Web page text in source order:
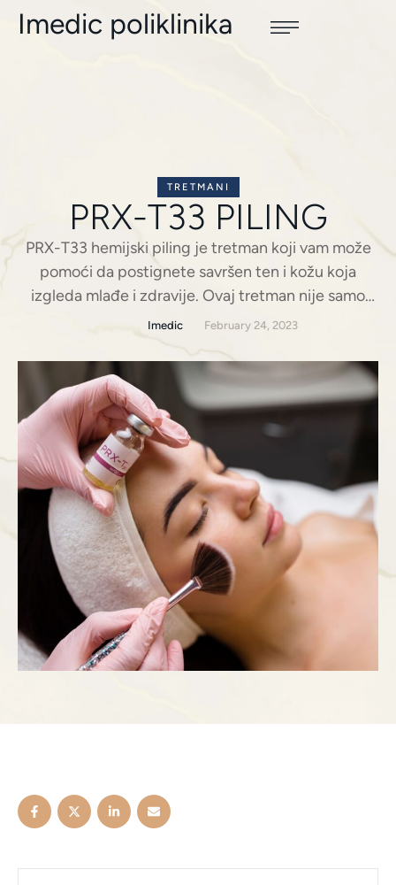
Imedic poliklinika
TRETMANI
PRX-T33 PILING
PRX-T33 hemijski piling je tretman koji vam može
pomoći da postignete savršen ten i kožu koja
izgleda mlađe i zdravije. Ovaj tretman nije samo
siguran, već je i vrlo jednostavan i brz. Ako se pitate
vašoj koži, pročitajte dalje. Kako PRX-T33 hemijski
piling funkcioniše? PRX-T33 hemijski …
Imedic February 24, 2023